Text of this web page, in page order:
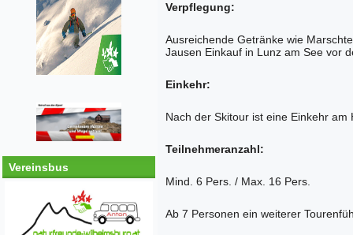
Vereinsbus
Verpflegung:
Ausreichende Getränke wie
Jausen Einkauf in Lunz am See vor
Einkehr:
Nach der Skitour ist eine Einkehr am
Teilnehmeranzahl:
Mind. 6 Pers. / Max. 16 Pers.
Ab 7 Personen ein weiterer